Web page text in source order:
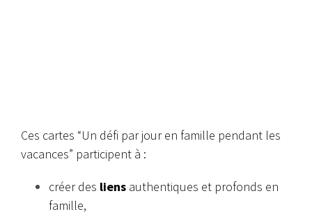
Ces cartes “Un défi par jour en famille pendant les
vacances” participent à :
créer des liens authentiques et profonds en
famille,